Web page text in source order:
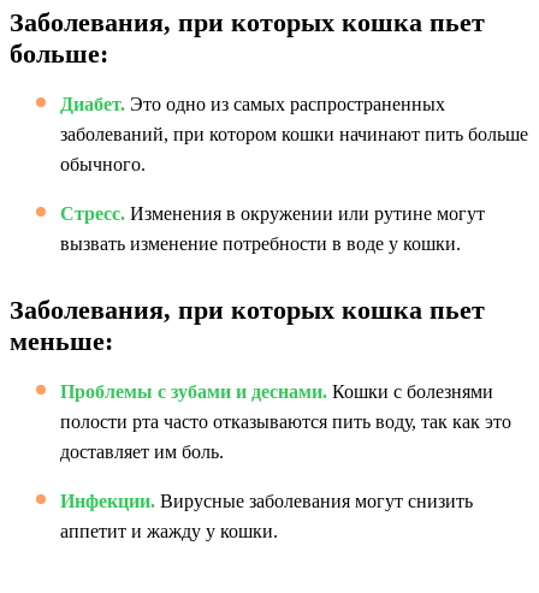
Заболевания, при которых кошка пьет
больше:
Диабет. Это одно из самых распространенных
заболеваний, при котором кошки начинают пить больше
обычного.
Стресс. Изменения в окружении или рутине могут
вызвать изменение потребности в воде у кошки.
Заболевания, при которых кошка пьет
меньше:
Проблемы с зубами и деснами. Кошки с болезнями
полости рта часто отказываются пить воду, так как это
доставляет им боль.
Инфекции. Вирусные заболевания могут снизить
аппетит и жажду у кошки.